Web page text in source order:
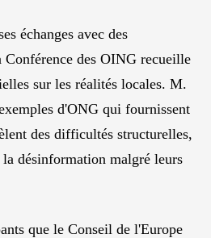
échanges avec des
Conférence des OING recueille
sur les réalités locales. M.
d'ONG qui fournissent
des difficultés structurelles,
désinformation malgré leurs
que le Conseil de l'Europe